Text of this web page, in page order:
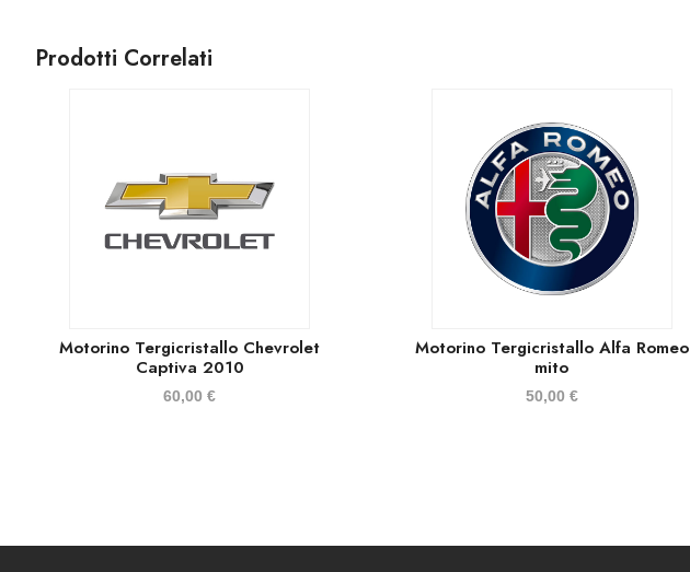
Prodotti Correlati
Motorino Tergicristallo Chevrolet
Captiva 2010
60,00€
Motorino Tergicristallo Alfa Romeo
mito
50,00 €